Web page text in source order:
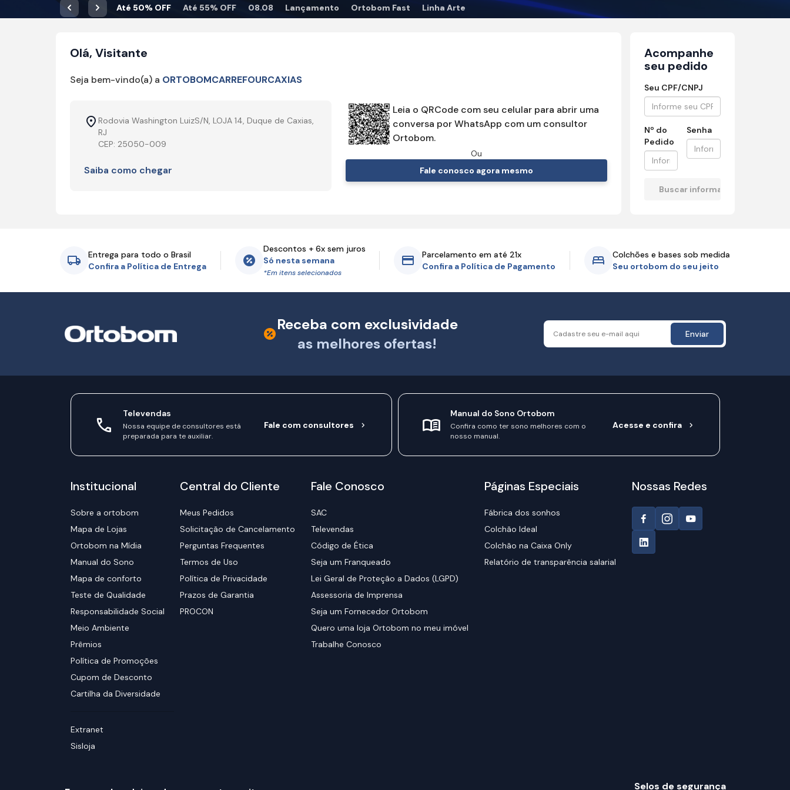
AnteriorPróximoAté 50% OFF Até 55% OFF 08.08 Lançamento Ortobom Fast Linha Arte
Olá, Visitante
Seja bem-vindo(a) a ORTOBOMCARREFOURCAXIAS
Rodovia Washington LuizS/N, LOJA 14, Duque de Caxias,
RJ
CEP: 25050-009
Saiba como chegar
Leia o QRCode com seu celular para abrir uma
conversa por WhatsApp com um consultor
Ortobom.
Ou
Fale conosco agora mesmo
Acompanhe
seu pedido
Seu CPF/CNPJ
Nº do
Pedido
Senha
Entrega para todo o Brasil
Confira a Política de Entrega
Descontos + 6x sem juros
Só nesta semana
*Em itens selecionados
Parcelamento em até 21x
Confira a Política de Pagamento
Colchões e bases sob medida
Seu ortobom do seu jeito
Receba com exclusividade
as melhores ofertas!
Enviar
Televendas
Nossa equipe de consultores está
preparada para te auxiliar.
Fale com consultores
Manual do Sono Ortobom
Confira como ter sono melhores com o
nosso manual.
Acesse e confira
Institucional
Sobre a ortobom
Mapa de Lojas
Ortobom na Mídia
Manual do Sono
Mapa de conforto
Teste de Qualidade
Responsabilidade Social
Meio Ambiente
Prêmios
Política de Promoções
Cupom de Desconto
Cartilha da Diversidade
Extranet
Sisloja
Central do Cliente
Meus Pedidos
Solicitação de Cancelamento
Perguntas Frequentes
Termos de Uso
Política de Privacidade
Prazos de Garantia
PROCON
Fale Conosco
SAC
Televendas
Código de Ética
Seja um Franqueado
Lei Geral de Proteção a Dados (LGPD)
Assessoria de Imprensa
Seja um Fornecedor Ortobom
Quero uma loja Ortobom no meu imóvel
Trabalhe Conosco
Páginas Especiais
Fábrica dos sonhos
Colchão Ideal
Colchão na Caixa Only
Relatório de transparência salarial
Nossas Redes
Selos de segurança